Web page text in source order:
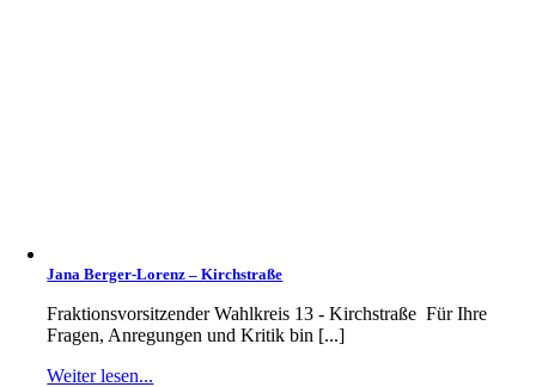
Jana Berger-Lorenz – Kirchstraße
Fraktionsvorsitzender Wahlkreis 13 - Kirchstraße Für Ihre
Fragen, Anregungen und Kritik bin [...]
Weiter lesen...